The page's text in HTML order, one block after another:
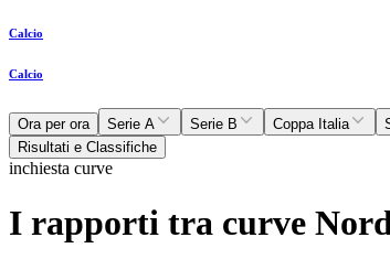
Calcio
Calcio
Ora per ora Serie A Serie B Coppa Italia
Risultati e Classifiche
inchiesta curve
I rapporti tra curve